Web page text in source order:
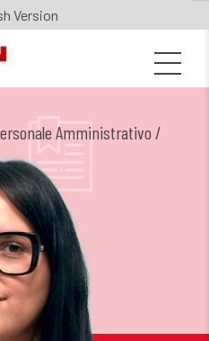
Amministrativo /